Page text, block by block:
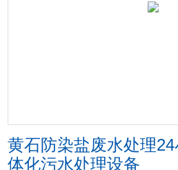
黄石防染盐废水处理
体化污水处理设备